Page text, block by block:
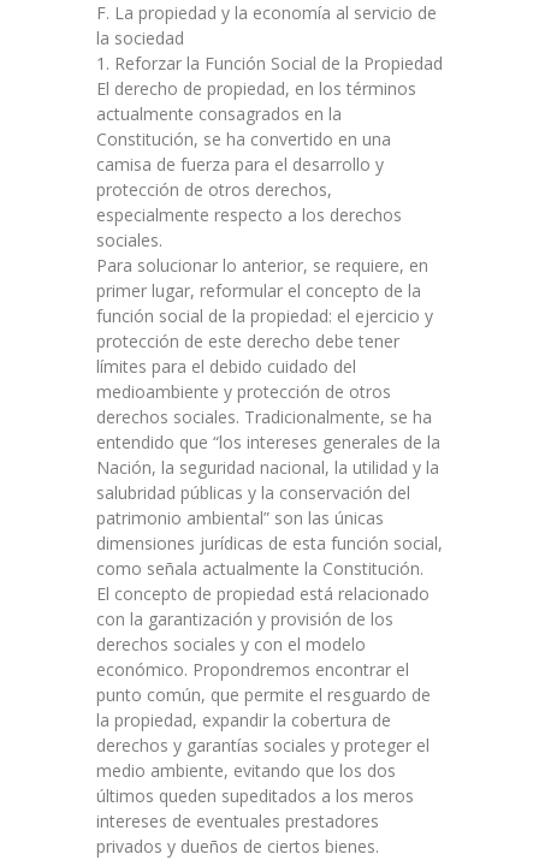
F. La propiedad y la economía al servicio de
la sociedad
1. Reforzar la Función Social de la Propiedad
El derecho de propiedad, en los términos
actualmente consagrados en la
Constitución, se ha convertido en una
camisa de fuerza para el desarrollo y
protección de otros derechos,
especialmente respecto a los derechos
sociales.
Para solucionar lo anterior, se requiere, en
primer lugar, reformular el concepto de la
función social de la propiedad: el ejercicio y
protección de este derecho debe tener
límites para el debido cuidado del
medioambiente y protección de otros
derechos sociales. Tradicionalmente, se ha
entendido que “los intereses generales de la
Nación, la seguridad nacional, la utilidad y la
salubridad públicas y la conservación del
patrimonio ambiental” son las únicas
dimensiones jurídicas de esta función social,
como señala actualmente la Constitución.
El concepto de propiedad está relacionado
con la garantización y provisión de los
derechos sociales y con el modelo
económico. Propondremos encontrar el
punto común, que permite el resguardo de
la propiedad, expandir la cobertura de
derechos y garantías sociales y proteger el
medio ambiente, evitando que los dos
últimos queden supeditados a los meros
intereses de eventuales prestadores
privados y dueños de ciertos bienes.